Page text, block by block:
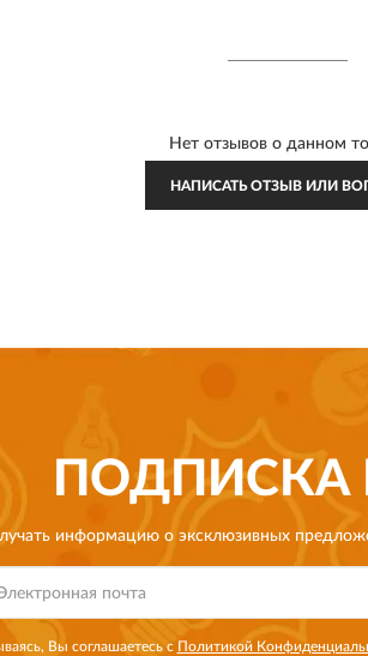
Нет отзывов о данном
НАПИСАТЬ ОТЗЫВ ИЛИ
ПОДПИСКА
информацию о эксклюзивных
Вы соглашаетесь с Политикой